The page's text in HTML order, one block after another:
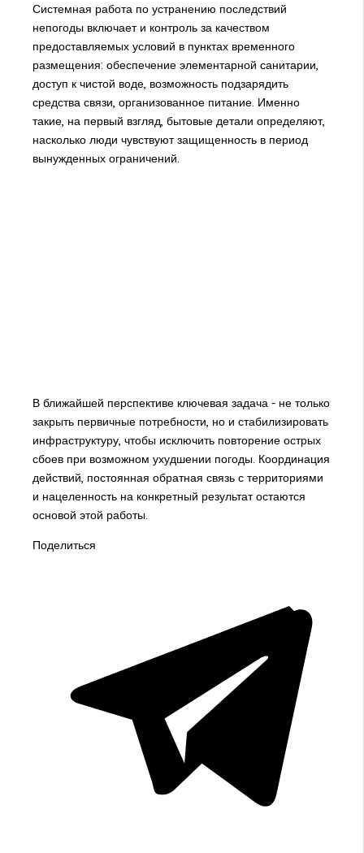
Системная работа по устранению последствий
непогоды включает и контроль за качеством
предоставляемых условий в пунктах временного
размещения: обеспечение элементарной санитарии,
доступ к чистой воде, возможность подзарядить
средства связи, организованное питание. Именно
такие, на первый взгляд, бытовые детали определяют,
насколько люди чувствуют защищенность в период
вынужденных ограничений.
В ближайшей перспективе ключевая задача - не только
закрыть первичные потребности, но и стабилизировать
инфраструктуру, чтобы исключить повторение острых
сбоев при возможном ухудшении погоды. Координация
действий, постоянная обратная связь с территориями
и нацеленность на конкретный результат остаются
основой этой работы.
Поделиться